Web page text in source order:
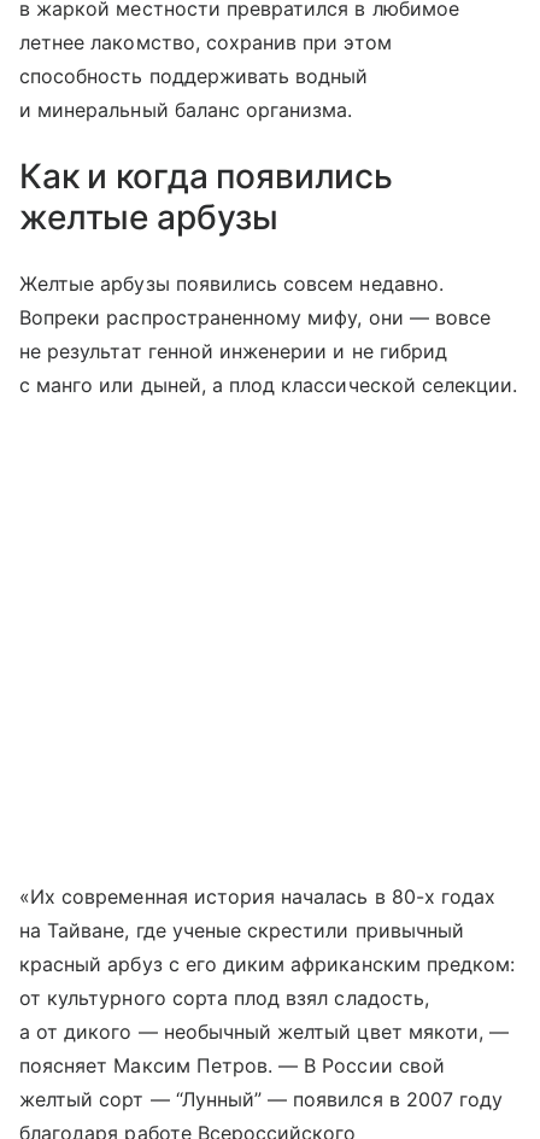
в жаркой местности превратился в любимое
летнее лакомство, сохранив при этом
способность поддерживать водный
и минеральный баланс организма.
Как и когда появились
желтые арбузы
Желтые арбузы появились совсем недавно.
Вопреки распространенному мифу, они — вовсе
не результат генной инженерии и не гибрид
с манго или дыней, а плод классической селекции.
«Их современная история началась в 80-х годах
на Тайване, где ученые скрестили привычный
красный арбуз с его диким африканским предком:
от культурного сорта плод взял сладость,
а от дикого — необычный желтый цвет мякоти, —
поясняет Максим Петров. — В России свой
желтый сорт — “Лунный” — появился в 2007 году
благодаря работе Всероссийского